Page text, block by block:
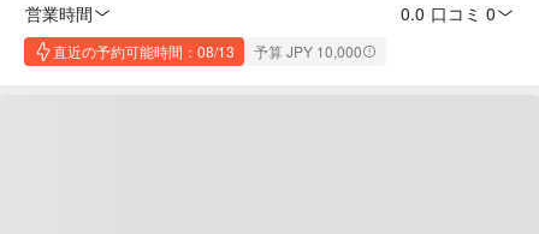
営業時間
0.0 口コミ 0
直近の予約可能時間：08/13 予算 JPY 10,000